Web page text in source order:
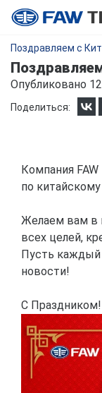
Поздравляем с
Опубликовано
Поделиться:
Компания
по
Желаем вам в
всех целей,
Пусть каждый
новости!
С Праздником!